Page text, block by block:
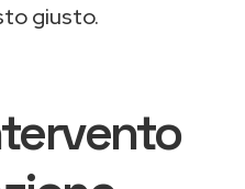
giusto.